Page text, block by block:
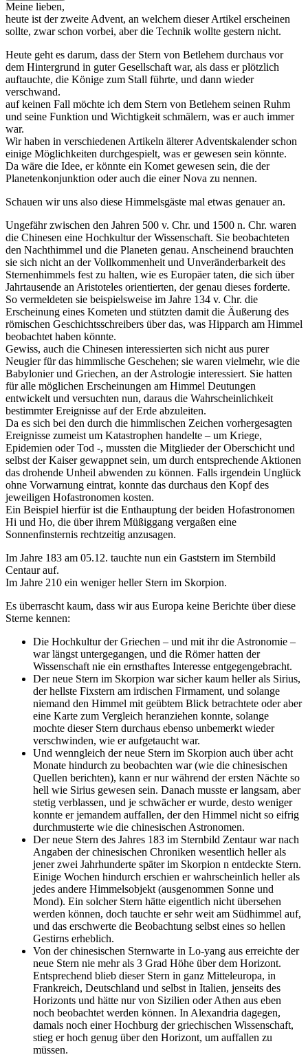
Meine lieben,
heute ist der zweite Advent, an welchem dieser Artikel erscheinen
sollte, zwar schon vorbei, aber die Technik wollte gestern nicht.
Heute geht es darum, dass der Stern von Betlehem durchaus vor
dem Hintergrund in guter Gesellschaft war, als dass er plötzlich
auftauchte, die Könige zum Stall führte, und dann wieder
verschwand.
auf keinen Fall möchte ich dem Stern von Betlehem seinen Ruhm
und seine Funktion und Wichtigkeit schmälern, was er auch immer
war.
Wir haben in verschiedenen Artikeln älterer Adventskalender schon
einige Möglichkeiten durchgespielt, was er gewesen sein könnte.
Da wäre die Idee, er könnte ein Komet gewesen sein, die der
Planetenkonjunktion oder auch die einer Nova zu nennen.
Schauen wir uns also diese Himmelsgäste mal etwas genauer an.
Ungefähr zwischen den Jahren 500 v. Chr. und 1500 n. Chr. waren
die Chinesen eine Hochkultur der Wissenschaft. Sie beobachteten
den Nachthimmel und die Planeten genau. Anscheinend brauchten
sie sich nicht an der Vollkommenheit und Unveränderbarkeit des
Sternenhimmels fest zu halten, wie es Europäer taten, die sich über
Jahrtausende an Aristoteles orientierten, der genau dieses forderte.
So vermeldeten sie beispielsweise im Jahre 134 v. Chr. die
Erscheinung eines Kometen und stützten damit die Äußerung des
römischen Geschichtsschreibers über das, was Hipparch am Himmel
beobachtet haben könnte.
Gewiss, auch die Chinesen interessierten sich nicht aus purer
Neugier für das himmlische Geschehen; sie waren vielmehr, wie die
Babylonier und Griechen, an der Astrologie interessiert. Sie hatten
für alle möglichen Erscheinungen am Himmel Deutungen
entwickelt und versuchten nun, daraus die Wahrscheinlichkeit
bestimmter Ereignisse auf der Erde abzuleiten.
Da es sich bei den durch die himmlischen Zeichen vorhergesagten
Ereignisse zumeist um Katastrophen handelte – um Kriege,
Epidemien oder Tod -, mussten die Mitglieder der Oberschicht und
selbst der Kaiser gewappnet sein, um durch entsprechende Aktionen
das drohende Unheil abwenden zu können. Falls irgendein Unglück
ohne Vorwarnung eintrat, konnte das durchaus den Kopf des
jeweiligen Hofastronomen kosten.
Ein Beispiel hierfür ist die Enthauptung der beiden Hofastronomen
Hi und Ho, die über ihrem Müßiggang vergaßen eine
Sonnenfinsternis rechtzeitig anzusagen.
Im Jahre 183 am 05.12. tauchte nun ein Gaststern im Sternbild
Centaur auf.
Im Jahre 210 ein weniger heller Stern im Skorpion.
Es überrascht kaum, dass wir aus Europa keine Berichte über diese
Sterne kennen:
Die Hochkultur der Griechen – und mit ihr die Astronomie –
war längst untergegangen, und die Römer hatten der
Wissenschaft nie ein ernsthaftes Interesse entgegengebracht.
Der neue Stern im Skorpion war sicher kaum heller als Sirius,
der hellste Fixstern am irdischen Firmament, und solange
niemand den Himmel mit geübtem Blick betrachtete oder aber
eine Karte zum Vergleich heranziehen konnte, solange
mochte dieser Stern durchaus ebenso unbemerkt wieder
verschwinden, wie er aufgetaucht war.
Und wenngleich der neue Stern im Skorpion auch über acht
Monate hindurch zu beobachten war (wie die chinesischen
Quellen berichten), kann er nur während der ersten Nächte so
hell wie Sirius gewesen sein. Danach musste er langsam, aber
stetig verblassen, und je schwächer er wurde, desto weniger
konnte er jemandem auffallen, der den Himmel nicht so eifrig
durchmusterte wie die chinesischen Astronomen.
Der neue Stern des Jahres 183 im Sternbild Zentaur war nach
Angaben der chinesischen Chroniken wesentlich heller als
jener zwei Jahrhunderte später im Skorpion n entdeckte Stern.
Einige Wochen hindurch erschien er wahrscheinlich heller als
jedes andere Himmelsobjekt (ausgenommen Sonne und
Mond). Ein solcher Stern hätte eigentlich nicht übersehen
werden können, doch tauchte er sehr weit am Südhimmel auf,
und das erschwerte die Beobachtung selbst eines so hellen
Gestirns erheblich.
Von der chinesischen Sternwarte in Lo-yang aus erreichte der
neue Stern nie mehr als 3 Grad Höhe über dem Horizont.
Entsprechend blieb dieser Stern in ganz Mitteleuropa, in
Frankreich, Deutschland und selbst in Italien, jenseits des
Horizonts und hätte nur von Sizilien oder Athen aus eben
noch beobachtet werden können. In Alexandria dagegen,
damals noch einer Hochburg der griechischen Wissenschaft,
stieg er hoch genug über den Horizont, um auffallen zu
müssen.